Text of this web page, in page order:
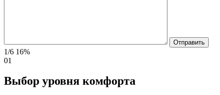
1/6 16%
01
Выбор уровня комфорта